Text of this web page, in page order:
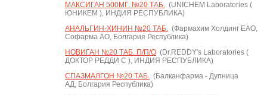
МАКСИГАН 500МГ. №20 ТАБ.(UNICHEM Laboratories (
ЮНИКЕМ ), ИНДИЯ РЕСПУБЛИКА)
АНАЛЬГИН-ХИНИН №20 ТАБ.(Фармахим Холдинг ЕАО,
Софарма АО, Болгария Республика)
НОВИГАН №20 ТАБ. П/П/О(Dr.REDDY's Laboratories (
ДОКТОР РЕДДИ С ), ИНДИЯ РЕСПУБЛИКА)
СПАЗМАЛГОН №20 ТАБ.(Балканфарма - Дупница
АД, Болгария Республика)